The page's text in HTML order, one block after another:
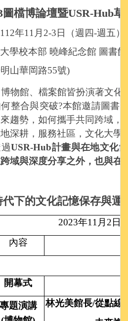
圖檔博論壇暨USR-Hub
年11月2-3日（週四-週五）
學校本部 曉峰紀念館 圖書
山華岡路55號)
物館、檔案館皆扮演著文
整合與突破?本館邀請圖書
趨勢，如何攜手共同跨域，
深耕，服務社區，文化大
USR-Hub計畫與在地文化
域與深度分享之外，也與在
代下的文化記憶保存與運
2023年11月2日
內容
開幕式
專題演講
林光美館長/從點線